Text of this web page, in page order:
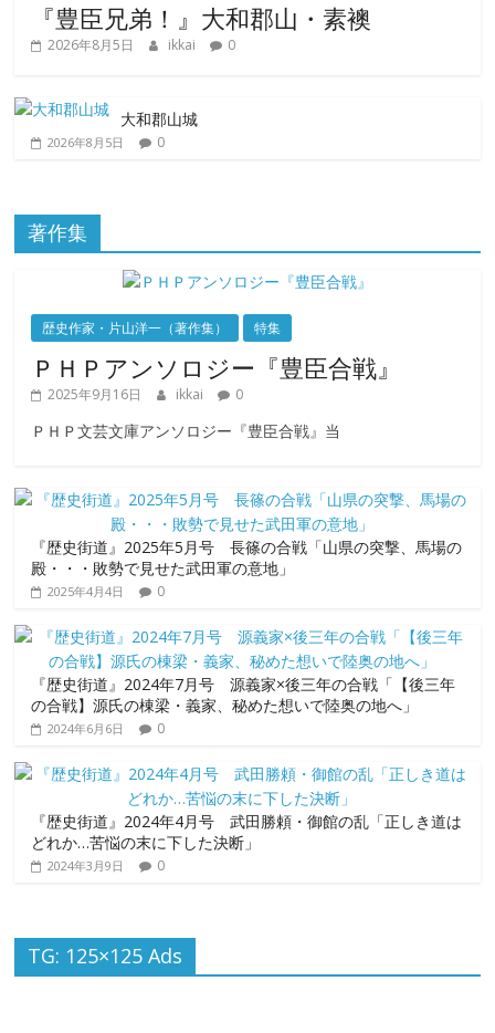
『豊臣兄弟！』大和郡山・素襖
2026年8月5日 ikkai 0
大和郡山城
2026年8月5日 0
著作集
歴史作家・片山洋一（著作集） 特集
ＰＨＰアンソロジー『豊臣合戦』
2025年9月16日 ikkai 0
ＰＨＰ文芸文庫アンソロジー『豊臣合戦』当
『歴史街道』2025年5月号 長篠の合戦「山県の突撃、馬場の
殿・・・敗勢で見せた武田軍の意地」
2025年4月4日 0
『歴史街道』2024年7月号 源義家×後三年の合戦「【後三年
の合戦】源氏の棟梁・義家、秘めた想いで陸奥の地へ」
2024年6月6日 0
『歴史街道』2024年4月号 武田勝頼・御館の乱「正しき道は
どれか…苦悩の末に下した決断」
2024年3月9日 0
TG: 125×125 Ads